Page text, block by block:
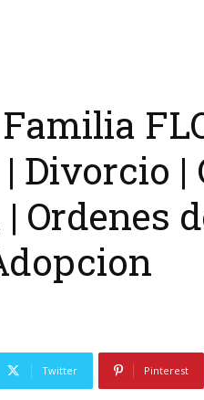
Divorcio |
Ordenes
Twitter Pinterest